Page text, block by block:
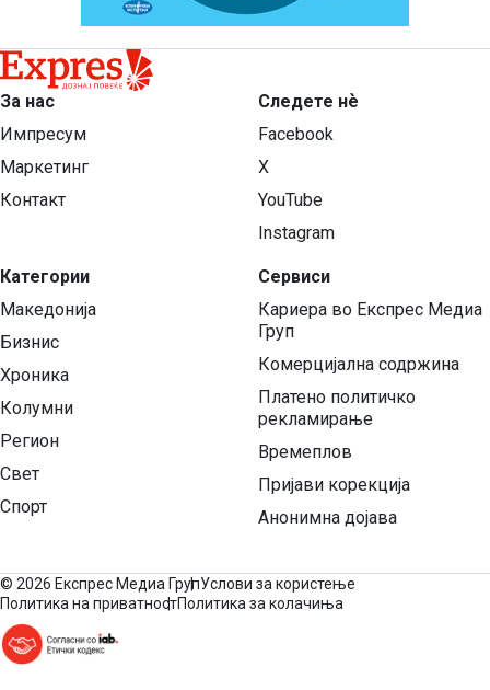
За нас
Импресум
Маркетинг
Контакт
Категории
Македонија
Бизнис
Хроника
Колумни
Регион
Свет
Спорт
Следете нѐ
Facebook
X
YouTube
Instagram
Сервиси
Кариера во Експрес Медиа
Груп
Комерцијална содржина
Платено политичко
рекламирање
Времеплов
Пријави корекција
Анонимна дојава
© 2026 Експрес Медиа ГрупУслови за користење
Политика на приватностПолитика за колачиња